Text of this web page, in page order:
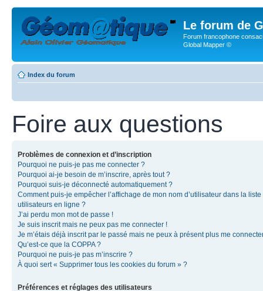
Le forum de
Forum francophone
Global Mapper ©
Index du forum
Foire aux questions
Problèmes de connexion et d’inscription
Pourquoi ne puis-je pas me connecter ?
Pourquoi ai-je besoin de m’inscrire, après tout ?
Pourquoi suis-je déconnecté automatiquement ?
Comment puis-je empêcher l’affichage de mon nom d’utilisateur dans la liste
utilisateurs en ligne ?
J’ai perdu mon mot de passe !
Je suis inscrit mais ne peux pas me connecter !
Je m’étais déjà inscrit par le passé mais ne peux à présent plus me
Qu’est-ce que la COPPA ?
Pourquoi ne puis-je pas m’inscrire ?
À quoi sert « Supprimer tous les cookies du forum » ?
Préférences et réglages des utilisateurs